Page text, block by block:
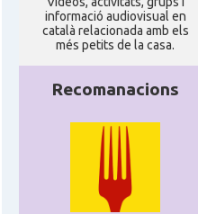
informació audiovisual en
català relacionada amb els
més petits de la casa.
Recomanacions